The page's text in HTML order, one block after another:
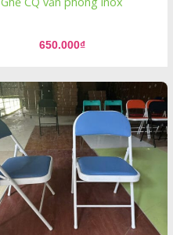
650.000₫